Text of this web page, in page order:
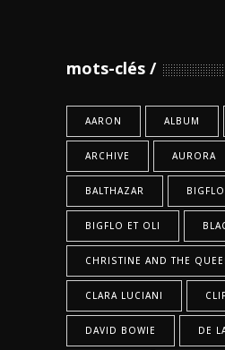
mots-clés
AARON ALBUM
ARCHIVE AURORA
BALTHAZAR BIGFLO
BIGFLO ET OLI
CHRISTINE AND THE
CLARA LUCIANI
DAVID BOWIE DE